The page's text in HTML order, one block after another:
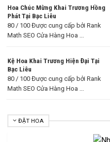
Hoa Chúc Mừng Khai Trương Hồng
Phát Tại Bạc Liêu
80 / 100 Được cung cấp bởi Rank
Math SEO Cửa Hàng Hoa ...
Kệ Hoa Khai Trương Hiện Đại Tại
Bạc Liêu
80 / 100 Được cung cấp bởi Rank
Math SEO Cửa Hàng Hoa ...
ĐẶT HOA